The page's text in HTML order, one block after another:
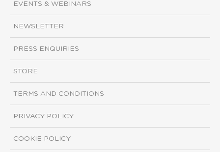
EVENTS & WEBINARS
NEWSLETTER
PRESS ENQUIRIES
STORE
TERMS AND CONDITIONS
PRIVACY POLICY
COOKIE POLICY